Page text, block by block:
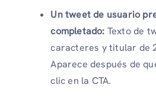
Un tweet de usuario
completado: Texto de
caracteres y titular de
Aparece después de
clic en la CTA.